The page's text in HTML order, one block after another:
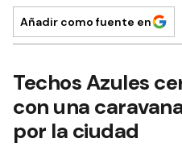
Añadir como fuente en
Techos Azules
con una
por la ciudad